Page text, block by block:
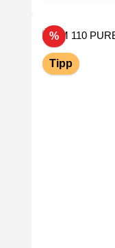
%Rabatt
Tipp